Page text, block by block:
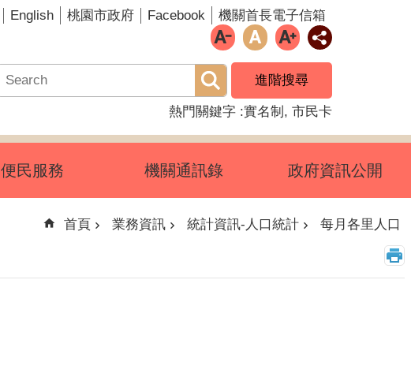
English 桃園市政府 Facebook 機關首長電子信箱
進階搜尋
熱門關鍵字 實名制 市民卡
便民服務 機關通訊錄 政府資訊公開
首頁 業務資訊 統計資訊-人口統計 每月各里人口